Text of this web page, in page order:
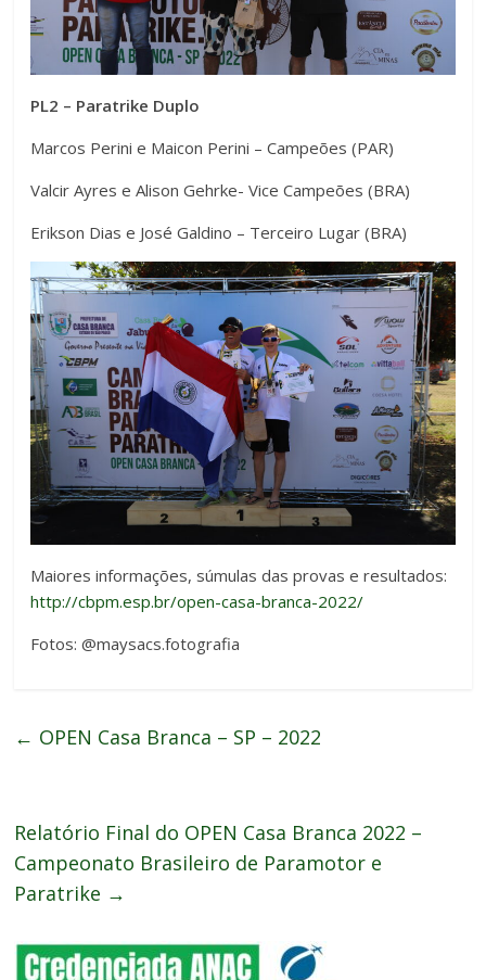
PL2 – Paratrike Duplo
Marcos Perini e Maicon Perini – Campeões (PAR)
Valcir Ayres e Alison Gehrke- Vice Campeões (BRA)
Erikson Dias e José Galdino – Terceiro Lugar (BRA)
Maiores informações, súmulas das provas e resultados:
http://cbpm.esp.br/open-casa-branca-2022/
Fotos: @maysacs.fotografia
← OPEN Casa Branca – SP – 2022
Relatório Final do OPEN Casa Branca 2022 –
Campeonato Brasileiro de Paramotor e
Paratrike →